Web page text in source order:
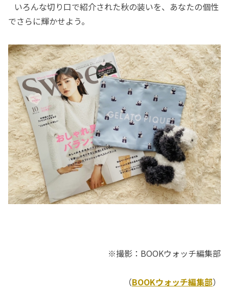
いろんな切り口で紹介された秋の装いを、あなたの個性
でさらに輝かせよう。
※撮影：BOOKウォッチ編集部
（BOOKウォッチ編集部）